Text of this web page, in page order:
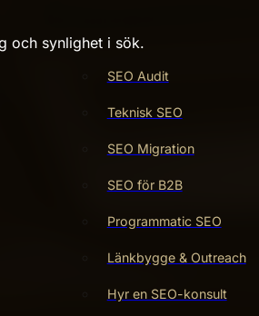
och synlighet i sök.
SEO Audit
Teknisk SEO
SEO Migration
SEO för B2B
Programmatic SEO
Länkbygge & Outreach
Hyr en SEO-konsult